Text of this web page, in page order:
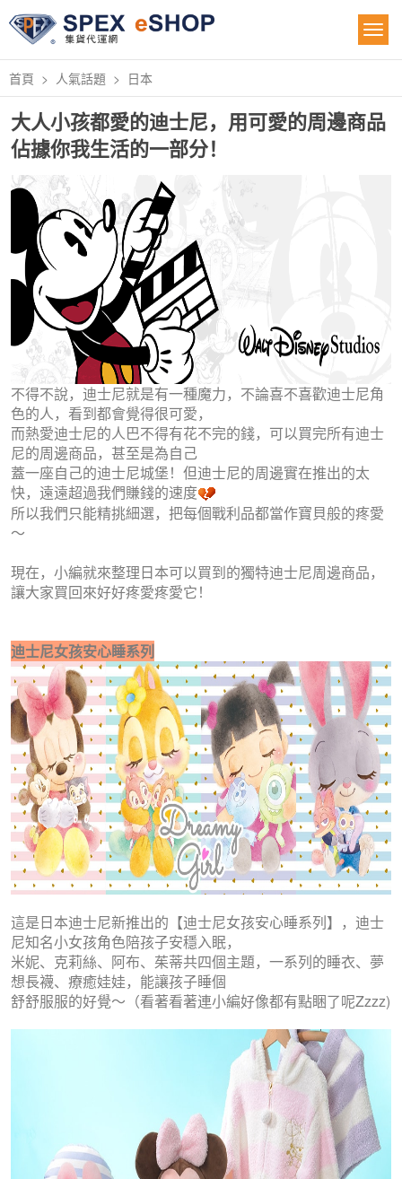
首頁 人氣話題 日本
大人小孩都愛的迪士尼，用可愛的周邊商品
佔據你我生活的一部分！
不得不說，迪士尼就是有一種魔力，不論喜不喜歡迪士尼角
色的人，看到都會覺得很可愛，
而熱愛迪士尼的人巴不得有花不完的錢，可以買完所有迪士
尼的周邊商品，甚至是為自己
蓋一座自己的迪士尼城堡！但迪士尼的周邊實在推出的太
快，遠遠超過我們賺錢的速度
所以我們只能精挑細選，把每個戰利品都當作寶貝般的疼愛
～
現在，小編就來整理日本可以買到的獨特迪士尼周邊商品，
讓大家買回來好好疼愛疼愛它！
迪士尼女孩安心睡系列
這是日本迪士尼新推出的【迪士尼女孩安心睡系列】，迪士
尼知名小女孩角色陪孩子安穩入眠，
米妮、克莉絲、阿布、茱蒂共四個主題，一系列的睡衣、夢
想長襪、療癒娃娃，能讓孩子睡個
舒舒服服的好覺～（看著看著連小編好像都有點睏了呢Zzzz)